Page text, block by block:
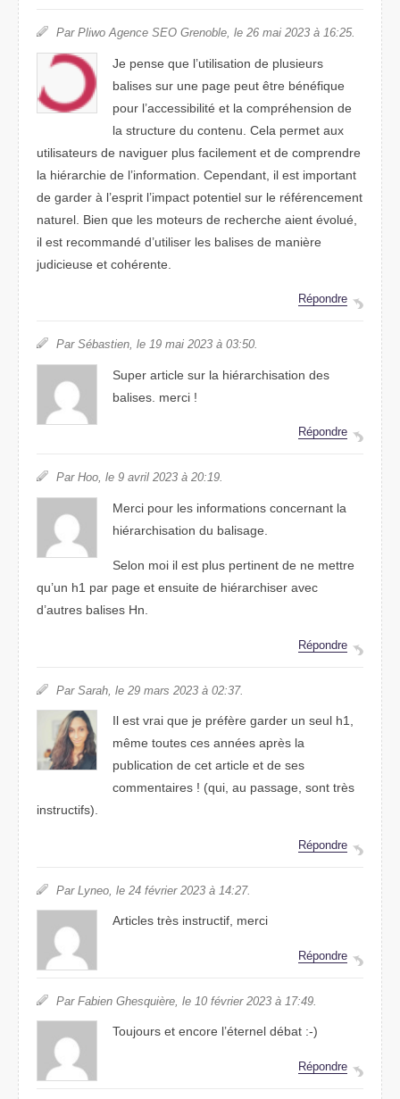
Par Pliwo Agence SEO Grenoble, le 26 mai 2023 à 16:25.
Je pense que l’utilisation de plusieurs
balises sur une page peut être bénéfique
pour l’accessibilité et la compréhension de
la structure du contenu. Cela permet aux
utilisateurs de naviguer plus facilement et de comprendre
la hiérarchie de l’information. Cependant, il est important
de garder à l’esprit l’impact potentiel sur le référencement
naturel. Bien que les moteurs de recherche aient évolué,
il est recommandé d’utiliser les balises de manière
judicieuse et cohérente.
Répondre
Par Sébastien, le 19 mai 2023 à 03:50.
Super article sur la hiérarchisation des
balises. merci !
Répondre
Par Hoo, le 9 avril 2023 à 20:19.
Merci pour les informations concernant la
hiérarchisation du balisage.
Selon moi il est plus pertinent de ne mettre
qu’un h1 par page et ensuite de hiérarchiser avec
d’autres balises Hn.
Répondre
Par Sarah, le 29 mars 2023 à 02:37.
Il est vrai que je préfère garder un seul h1,
même toutes ces années après la
publication de cet article et de ses
commentaires ! (qui, au passage, sont très
instructifs).
Répondre
Par Lyneo, le 24 février 2023 à 14:27.
Articles très instructif, merci
Répondre
Par Fabien Ghesquière, le 10 février 2023 à 17:49.
Toujours et encore l’éternel débat :-)
Répondre